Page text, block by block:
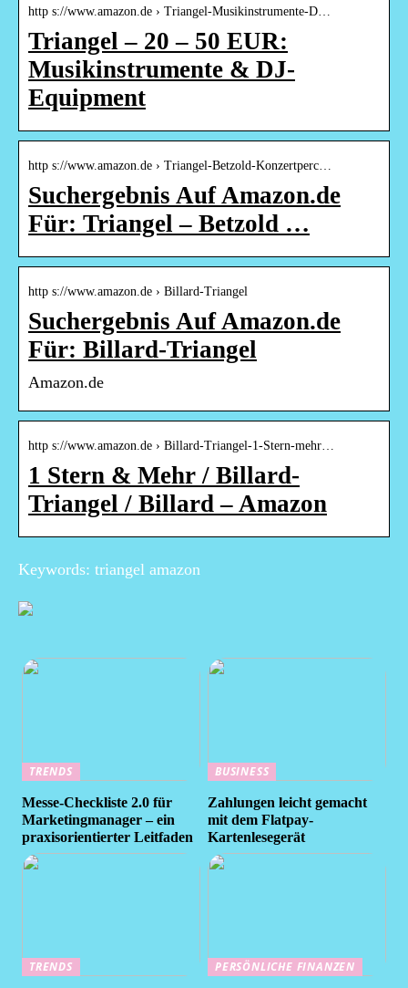
http s://www.amazon.de › Triangel-Musikinstrumente-D…
Triangel – 20 – 50 EUR:
Musikinstrumente & DJ-
Equipment
http s://www.amazon.de › Triangel-Betzold-Konzertperc…
Suchergebnis Auf Amazon.de
Für: Triangel – Betzold …
http s://www.amazon.de › Billard-Triangel
Suchergebnis Auf Amazon.de
Für: Billard-Triangel
Amazon.de
http s://www.amazon.de › Billard-Triangel-1-Stern-mehr…
1 Stern & Mehr / Billard-
Triangel / Billard – Amazon
Keywords: triangel amazon
TRENDS
Messe-Checkliste 2.0 für
Marketingmanager – ein
praxisorientierter Leitfaden
BUSINESS
Zahlungen leicht gemacht
mit dem Flatpay-
Kartenlesegerät
TRENDS
PERSÖNLICHE FINANZEN